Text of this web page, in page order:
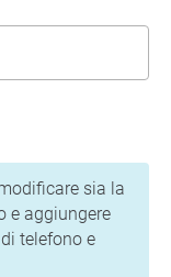
sia la
e aggiungere
telefono e